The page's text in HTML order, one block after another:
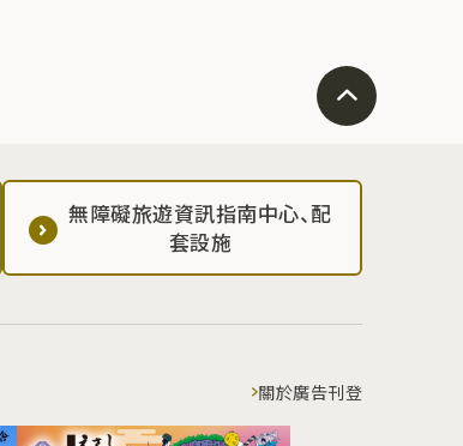
無障礙旅遊資訊指南中心、配
套設施
關於廣告刊登